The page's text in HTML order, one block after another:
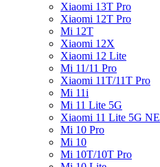
Xiaomi 13T Pro
Xiaomi 12T Pro
Mi 12T
Xiaomi 12X
Xiaomi 12 Lite
Mi 11/11 Pro
Xiaomi 11T/11T Pro
Mi 11i
Mi 11 Lite 5G
Xiaomi 11 Lite 5G NE
Mi 10 Pro
Mi 10
Mi 10T/10T Pro